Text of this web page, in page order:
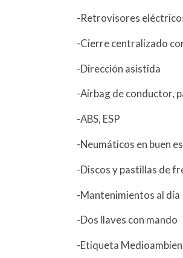
-Retrovisores
-Cierre centralizado
-Dirección asistida
-Airbag de conductor,
-ABS, ESP
-Neumáticos en buen
-Discos y pastillas de
-Mantenimientos al día
-Dos llaves con mando
-Etiqueta